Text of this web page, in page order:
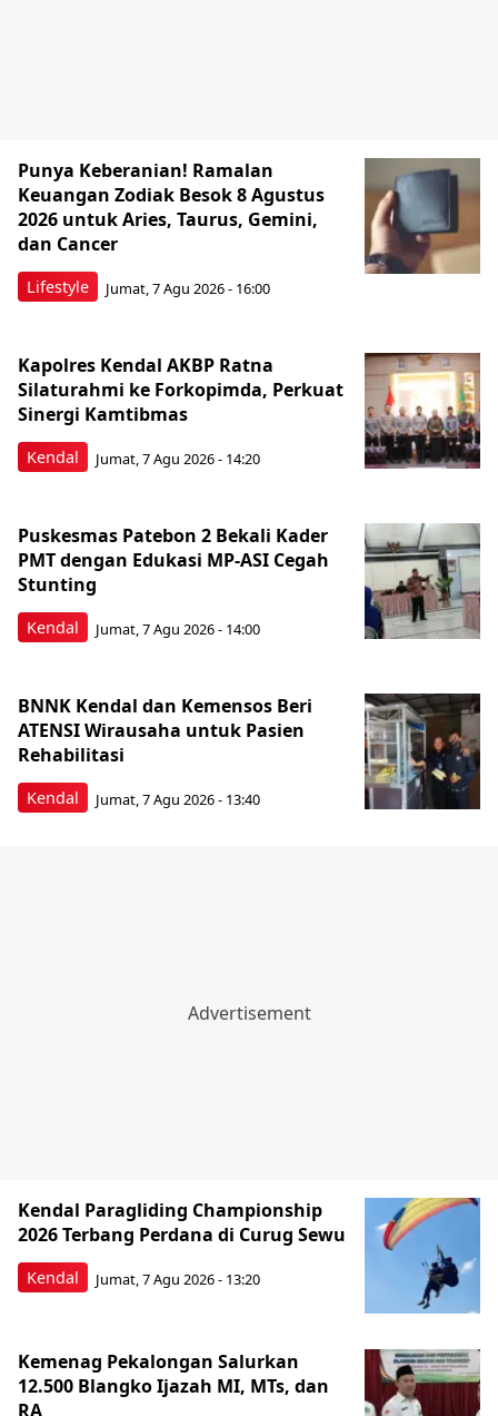
Lifestyle
Punya Keberanian! Ramalan
Keuangan Zodiak Besok 8 Agustus
2026 untuk Aries, Taurus, Gemini,
dan Cancer
Jumat, 7 Agu 2026 - 16:00
Kendal
Kapolres Kendal AKBP Ratna
Silaturahmi ke Forkopimda, Perkuat
Sinergi Kamtibmas
Jumat, 7 Agu 2026 - 14:20
Kendal
Puskesmas Patebon 2 Bekali Kader
PMT dengan Edukasi MP-ASI Cegah
Stunting
Jumat, 7 Agu 2026 - 14:00
Kendal
BNNK Kendal dan Kemensos Beri
ATENSI Wirausaha untuk Pasien
Rehabilitasi
Jumat, 7 Agu 2026 - 13:40
Kendal
Kendal Paragliding Championship
2026 Terbang Perdana di Curug Sewu
Jumat, 7 Agu 2026 - 13:20
Kemenag Pekalongan Salurkan
12.500 Blangko Ijazah MI, MTs, dan
RA